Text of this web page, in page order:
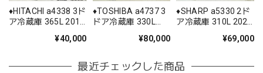
♦️HITACHI a4338 3ド
ア冷蔵庫 365L 2014
¥40,000
♦️TOSHIBA a4737 3
ドア冷蔵庫 330L
¥80,000
♦️SHARP a5330 2ド
ア冷蔵庫 310L 2024
¥69,000
最近チェックした商品